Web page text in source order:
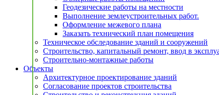
Геодезические работы на местности
Выполнение землеустроительных работ.
Оформление межевого плана
Заказать технический план помещения
Техническое обследование зданий и сооружений
Строительство, капитальный ремонт, ввод в
Строительно-монтажные работы
Объекты
Архитектурное проектирование зданий
Согласование проектов строительства